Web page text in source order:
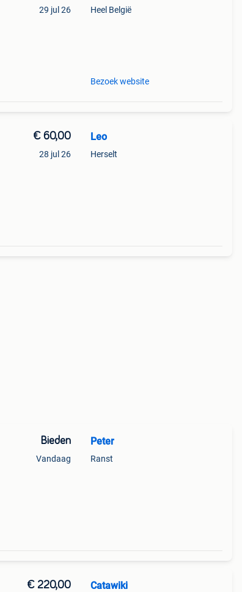
29 jul 26 Heel België
Bezoek website
€ 60,00
28 jul 26
Leo
Herselt
Bieden
Vandaag
Peter
Ranst
€ 220,00 Catawiki